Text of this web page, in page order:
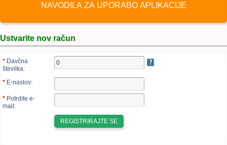
NAVODILA ZA UPORABO APLIKACIJE
Ustvarite nov račun
* Davčna
številka:
* E-naslov:
* Potrdite e-
mail: